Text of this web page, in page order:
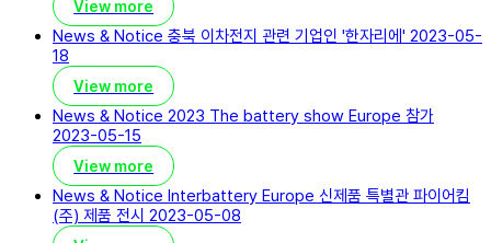
View more
News & Notice 충북 이차전지 관련 기업인 '한자리에' 2023-05-
18
View more
News & Notice 2023 The battery show Europe 참가
2023-05-15
View more
News & Notice Interbattery Europe 신제품 특별관 파이어킴
(주) 제품 전시 2023-05-08